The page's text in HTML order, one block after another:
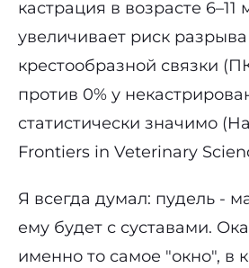
кастрация в возрасте 6–11
увеличивает риск
крестообразной связки
против 0% у
статистически значимо
Frontiers in Veterinary
Я всегда думал: пудель -
ему будет с суставами.
именно то самое "окно", в